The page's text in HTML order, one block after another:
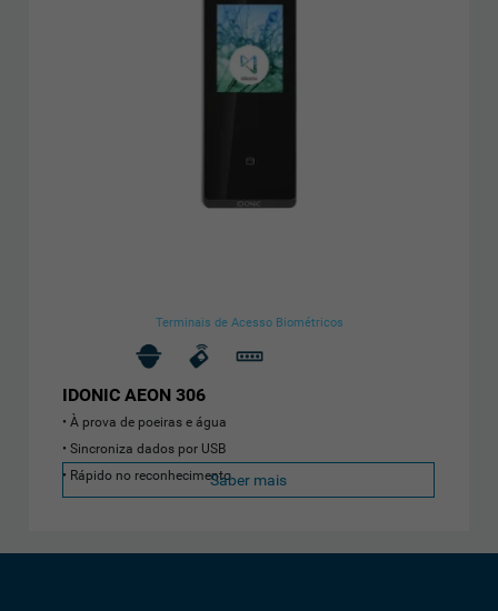
Terminais de Acesso Biométricos
IDONIC AEON 306
À prova de poeiras e água
Sincroniza dados por USB
Rápido no reconhecimentoSaber mais